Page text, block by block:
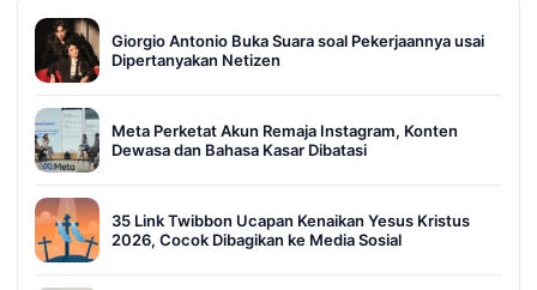
Giorgio Antonio Buka Suara soal Pekerjaannya usai
Dipertanyakan Netizen
Meta Perketat Akun Remaja Instagram, Konten
Dewasa dan Bahasa Kasar Dibatasi
35 Link Twibbon Ucapan Kenaikan Yesus Kristus
2026, Cocok Dibagikan ke Media Sosial